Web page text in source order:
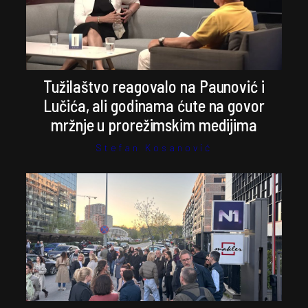
Tužilaštvo reagovalo na Paunović i
Lučića, ali godinama ćute na govor
mržnje u prorežimskim medijima
Stefan Kosanović